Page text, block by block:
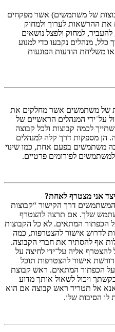
של משתמשים) אשר מפקחים
את ההרשאות לערוך ולמחוק
למחוק ולפצל נושאים
כלל, מנהלים נקבעו כדי למנוע
משליחת הודעות הפוגעות
של משתמשים אשר מחלקים את
על־ידי המנהלים הראשיים של
לכמה קבוצות ולכל קבוצה
הן מספקות דרך קלה למנהלים
משתמשים בפעם אחת, כמו שינוי
לפורומים פרטיים.
אני מצטרף לאחת?
דרך הקישור “קבוצות
שלך. אם תרצה להצטרף
הכפתור המתאים. לא כל הקבוצות
לדרוש אישור להצטרפות, כמה
אף להסתיר את חברי הקבוצה.
אליה על־ידי לחיצה על
אישור להצטרפות תוכל
על הכפתור המתאים. ראש קבוצת
ויכול לשאול אותך מדוע
אל תטריד ראש קבוצה אם הוא
לו הסיבות שלו.